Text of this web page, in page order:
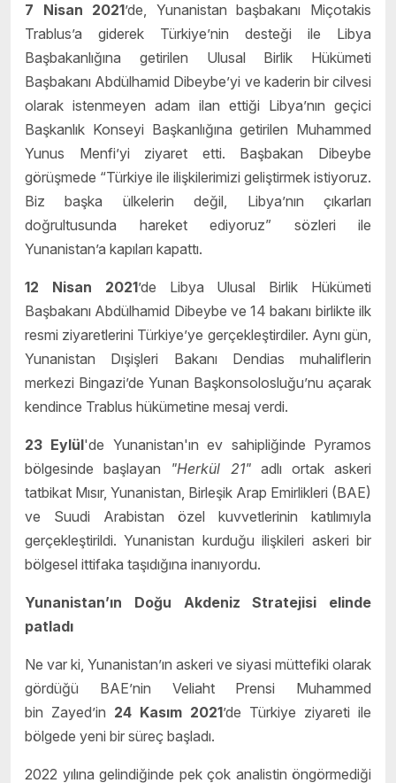
7 Nisan 2021’de, Yunanistan başbakanı Miçotakis
Trablus’a giderek Türkiye’nin desteği ile Libya
Başbakanlığına getirilen Ulusal Birlik Hükümeti
Başbakanı Abdülhamid Dibeybe’yi ve kaderin bir cilvesi
olarak istenmeyen adam ilan ettiği Libya’nın geçici
Başkanlık Konseyi Başkanlığına getirilen Muhammed
Yunus Menfi’yi ziyaret etti. Başbakan Dibeybe
görüşmede “Türkiye ile ilişkilerimizi geliştirmek istiyoruz.
Biz başka ülkelerin değil, Libya’nın çıkarları
doğrultusunda hareket ediyoruz” sözleri ile
Yunanistan’a kapıları kapattı.
12 Nisan 2021’de Libya Ulusal Birlik Hükümeti
Başbakanı Abdülhamid Dibeybe ve 14 bakanı birlikte ilk
resmi ziyaretlerini Türkiye’ye gerçekleştirdiler. Aynı gün,
Yunanistan Dışişleri Bakanı Dendias muhaliflerin
merkezi Bingazi’de Yunan Başkonsolosluğu’nu açarak
kendince Trablus hükümetine mesaj verdi.
23 Eylül'de Yunanistan'ın ev sahipliğinde Pyramos
bölgesinde başlayan "Herkül 21"adlı ortak askeri
tatbikat Mısır, Yunanistan, Birleşik Arap Emirlikleri (BAE)
ve Suudi Arabistan özel kuvvetlerinin katılımıyla
gerçekleştirildi. Yunanistan kurduğu ilişkileri askeri bir
bölgesel ittifaka taşıdığına inanıyordu.
Yunanistan’ın Doğu Akdeniz Stratejisi elinde
patladı
Ne var ki, Yunanistan’ın askeri ve siyasi müttefiki olarak
gördüğü BAE’nin Veliaht Prensi Muhammed
bin Zayed’in 24 Kasım 2021’de Türkiye ziyareti ile
bölgede yeni bir süreç başladı.
2022 yılına gelindiğinde pek çok analistin öngörmediği